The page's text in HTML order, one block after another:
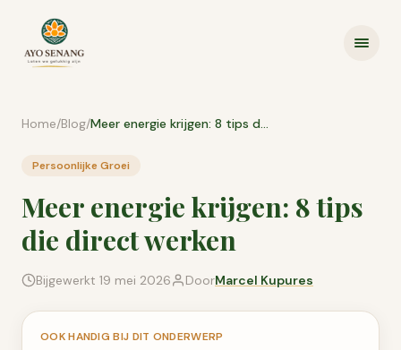
Home/Blog/ Meer energie krijgen: 8 tips die direct werken
Persoonlijke Groei
Meer energie krijgen: 8 tips
die direct werken
Bijgewerkt 19 mei 2026 DoorMarcel Kupures
OOK HANDIG BIJ DIT ONDERWERP